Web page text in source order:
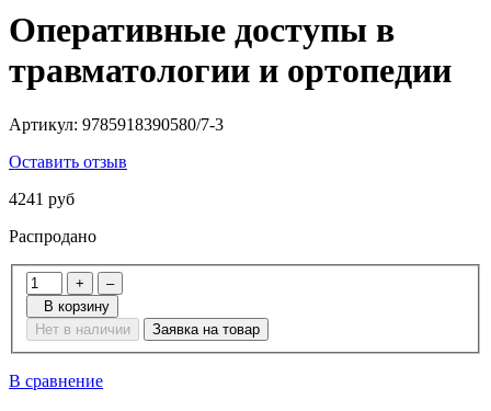
Оперативные доступы в
травматологии и ортопедии
Артикул: 9785918390580/7-3
Оставить отзыв
4241 руб
Распродано
+
–
В корзину
Нет в наличии
Заявка на товар
В сравнение